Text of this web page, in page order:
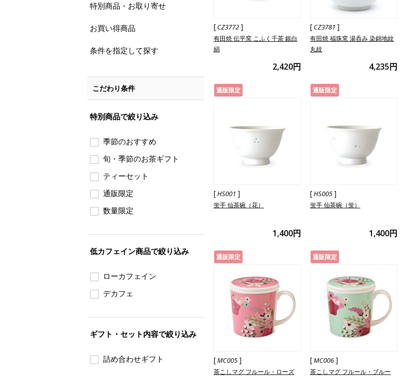
[ CZ3772]
有田焼 伝平窯 こふく千茶 銀白
絹
2,420円
[ CZ3781 ]
有田焼 福珠窯 湯呑み 染錦地紋
丸紋
4,235円
通販限定
[HS001 ]
蛍手 仙茶碗（花）
1,400円
通販限定
[HS005]
蛍手 仙茶碗（蛍）
1,400円
通販限定
[MC005]
茶こしマグ フルール・ローズ
通販限定
[MC006]
茶こしマグ フルール・ブルー
特別商品・お取り寄せ
お買い得商品
条件を指定して探す
こだわり条件
特別商品で絞り込み
季節のおすすめ
旬・季節のお茶ギフト
ティーセット
通販限定
数量限定
低カフェイン商品で絞り込み
ローカフェイン
デカフェ
ギフト・セット内容で絞り込み
詰め合わせギフト